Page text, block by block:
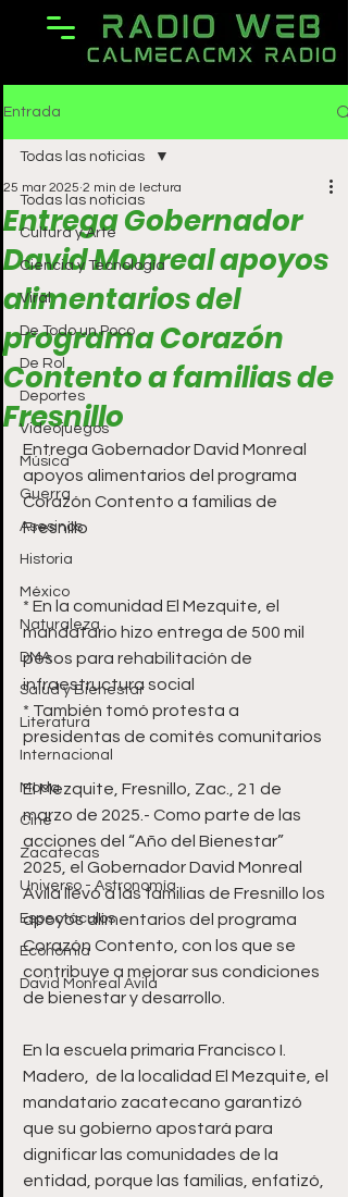
Entrada
Todas las noticias
Cultura y Arte
Ciencia y Tecnología
Viral
De Todo un Poco
De Rol
Deportes
Videojuegos
Música
Guerra
Asesinos
Historia
México
Naturaleza
DMA
Salud y Bienestar
Literatura
Internacional
Moda
Cine
Zacatecas
Universo - Astronomía
Espectáculos
Economía
David Monreal Ávila
Todas las noticias
Entrega Gobernador
David Monreal apoyos
alimentarios del
programa Corazón
Contento a familias de
Fresnillo
25 mar 2025 2 min de lectura
Entrega Gobernador David Monreal
apoyos alimentarios del programa
Corazón Contento a familias de
Fresnillo
* En la comunidad El Mezquite, el
mandatario hizo entrega de 500 mil
pesos para rehabilitación de
infraestructura social
* También tomó protesta a
presidentas de comités comunitarios
El Mezquite, Fresnillo, Zac., 21 de
marzo de 2025.- Como parte de las
acciones del “Año del Bienestar”
2025, el Gobernador David Monreal
Ávila llevó a las familias de Fresnillo los
apoyos alimentarios del programa
Corazón Contento, con los que se
contribuye a mejorar sus condiciones
de bienestar y desarrollo.
En la escuela primaria Francisco I.
Madero,  de la localidad El Mezquite, el
mandatario zacatecano garantizó
que su gobierno apostará para
dignificar las comunidades de la
entidad, porque las familias, enfatizó,